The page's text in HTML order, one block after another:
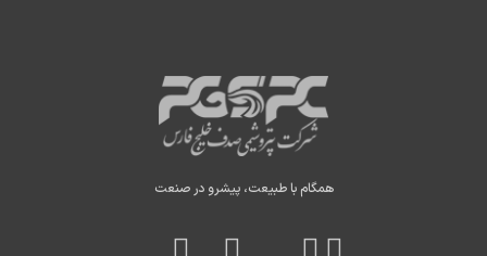
همگام با طبیعت، پیشرو در صنعت